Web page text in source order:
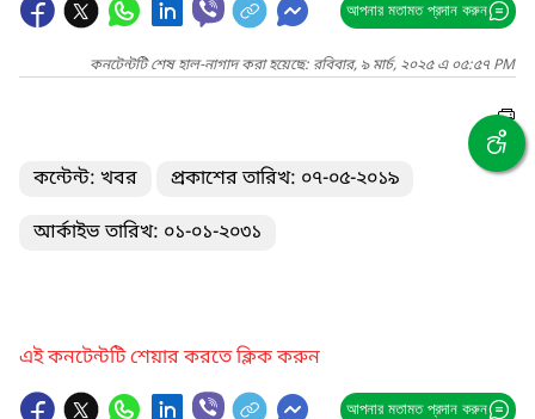
আপনার মতামত প্রদান করুন
কনটেন্টটি শেষ হাল-নাগাদ করা হয়েছে: রবিবার, ৯ মার্চ, ২০২৫ এ ০৫:৫৭ PM
কন্টেন্ট: খবর প্রকাশের তারিখ: ০৭-০৫-২০১৯
আর্কাইভ তারিখ: ০১-০১-২০৩১
এই কনটেন্টটি শেয়ার করতে ক্লিক করুন
আপনার মতামত প্রদান করুন